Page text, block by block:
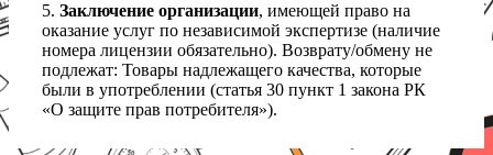
5. Заключение организации, имеющей право на
оказание услуг по независимой экспертизе (наличие
номера лицензии обязательно). Возврату/обмену не
подлежат: Товары надлежащего качества, которые
были в употреблении (статья 30 пункт 1 закона РК
«О защите прав потребителя»).